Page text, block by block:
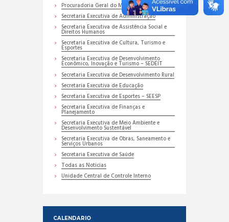
Procuradoria Geral do Município
Secretaria Executiva de Administração
Secretaria Executiva de Assistência Social e
Direitos Humanos
Secretaria Executiva de Cultura, Turismo e
Esportes
Secretaria Executiva de Desenvolvimento
Econômico, Inovação e Turismo – SEDEIT
Secretaria Executiva de Desenvolvimento Rural
Secretaria Executiva de Educação
Secretaria Executiva de Esportes – SEESP
Secretaria Executiva de Finanças e
Planejamento
Secretaria Executiva de Meio Ambiente e
Desenvolvimento Sustentável
Secretaria Executiva de Obras, Saneamento e
Serviços Urbanos
Secretaria Executiva de Saúde
Todas as Noticias
Unidade Central de Controle Interno
CALENDARIO